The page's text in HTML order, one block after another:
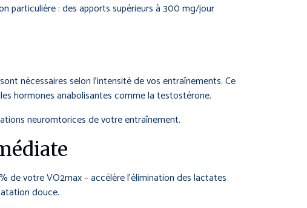
particulière : des apports supérieurs à 300 mg/jour
nécessaires selon l’intensité de vos entraînements. Ce
hormones anabolisantes comme la testostérone.
neuromtorices de votre entraînement.
de votre VO2max – accélère l’élimination des lactates
douce.